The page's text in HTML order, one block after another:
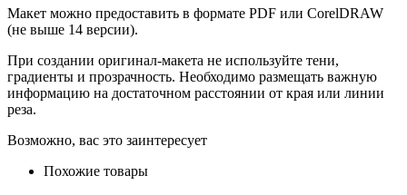
Макет можно предоставить в формате PDF или CorelDRAW
(не выше 14 версии).
При создании оригинал-макета не используйте тени,
градиенты и прозрачность. Необходимо размещать важную
информацию на достаточном расстоянии от края или линии
реза.
Возможно, вас это заинтересует
Похожие товары